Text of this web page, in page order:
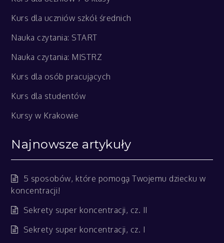
Kurs dla uczniów szkół średnich
Nauka czytania: START
Nauka czytania: MISTRZ
Kurs dla osób pracujących
Kurs dla studentów
Kursy w Krakowie
Najnowsze artykuły
5 sposobów, które pomogą Twojemu dziecku w
koncentracji!
Sekrety super koncentracji, cz. II
Sekrety super koncentracji, cz. I